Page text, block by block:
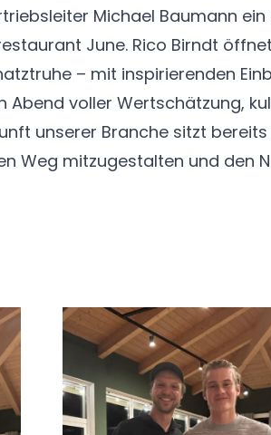
Michael Baumann ein
June. Rico Birndt
– mit inspirierenden
Abend voller Wertschätzung,
unserer Branche sitzt
Weg mitzugestalten und den